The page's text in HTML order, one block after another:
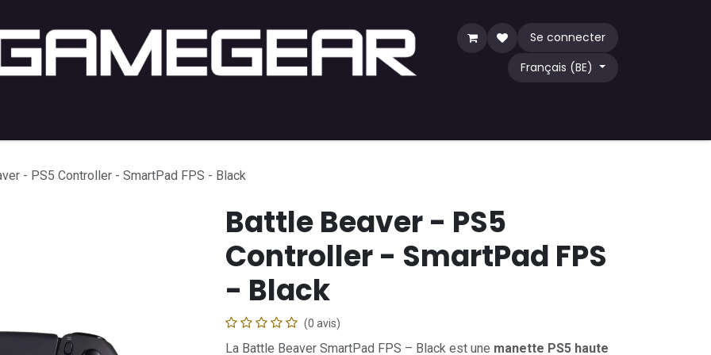
Se connecter
Français (BE)
- PS5 Controller - SmartPad FPS - Black
Battle Beaver - PS5
Controller - SmartPad FPS
- Black
(0 avis)
La Battle Beaver SmartPad FPS – Black est une manette PS5 haute